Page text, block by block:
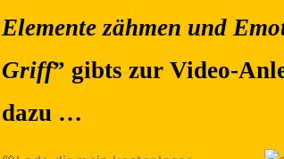
Elemente zähmen und
Griff” gibts zur Video-
dazu …